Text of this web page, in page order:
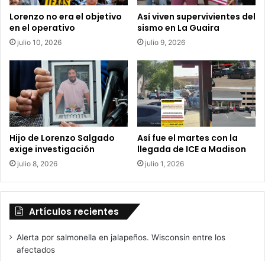
s
c
o
n
s
p
a
r
a
n
c
a
e
Lorenzo no era el objetivo
en el operativo
julio 10, 2026
Así viven supervivientes del
sismo en La Guaira
julio 9, 2026
Hijo de Lorenzo Salgado
exige investigación
julio 8, 2026
Así fue el martes con la
llegada de ICE a Madison
julio 1, 2026
Artículos recientes
Alerta por salmonella en jalapeños. Wisconsin entre los
afectados